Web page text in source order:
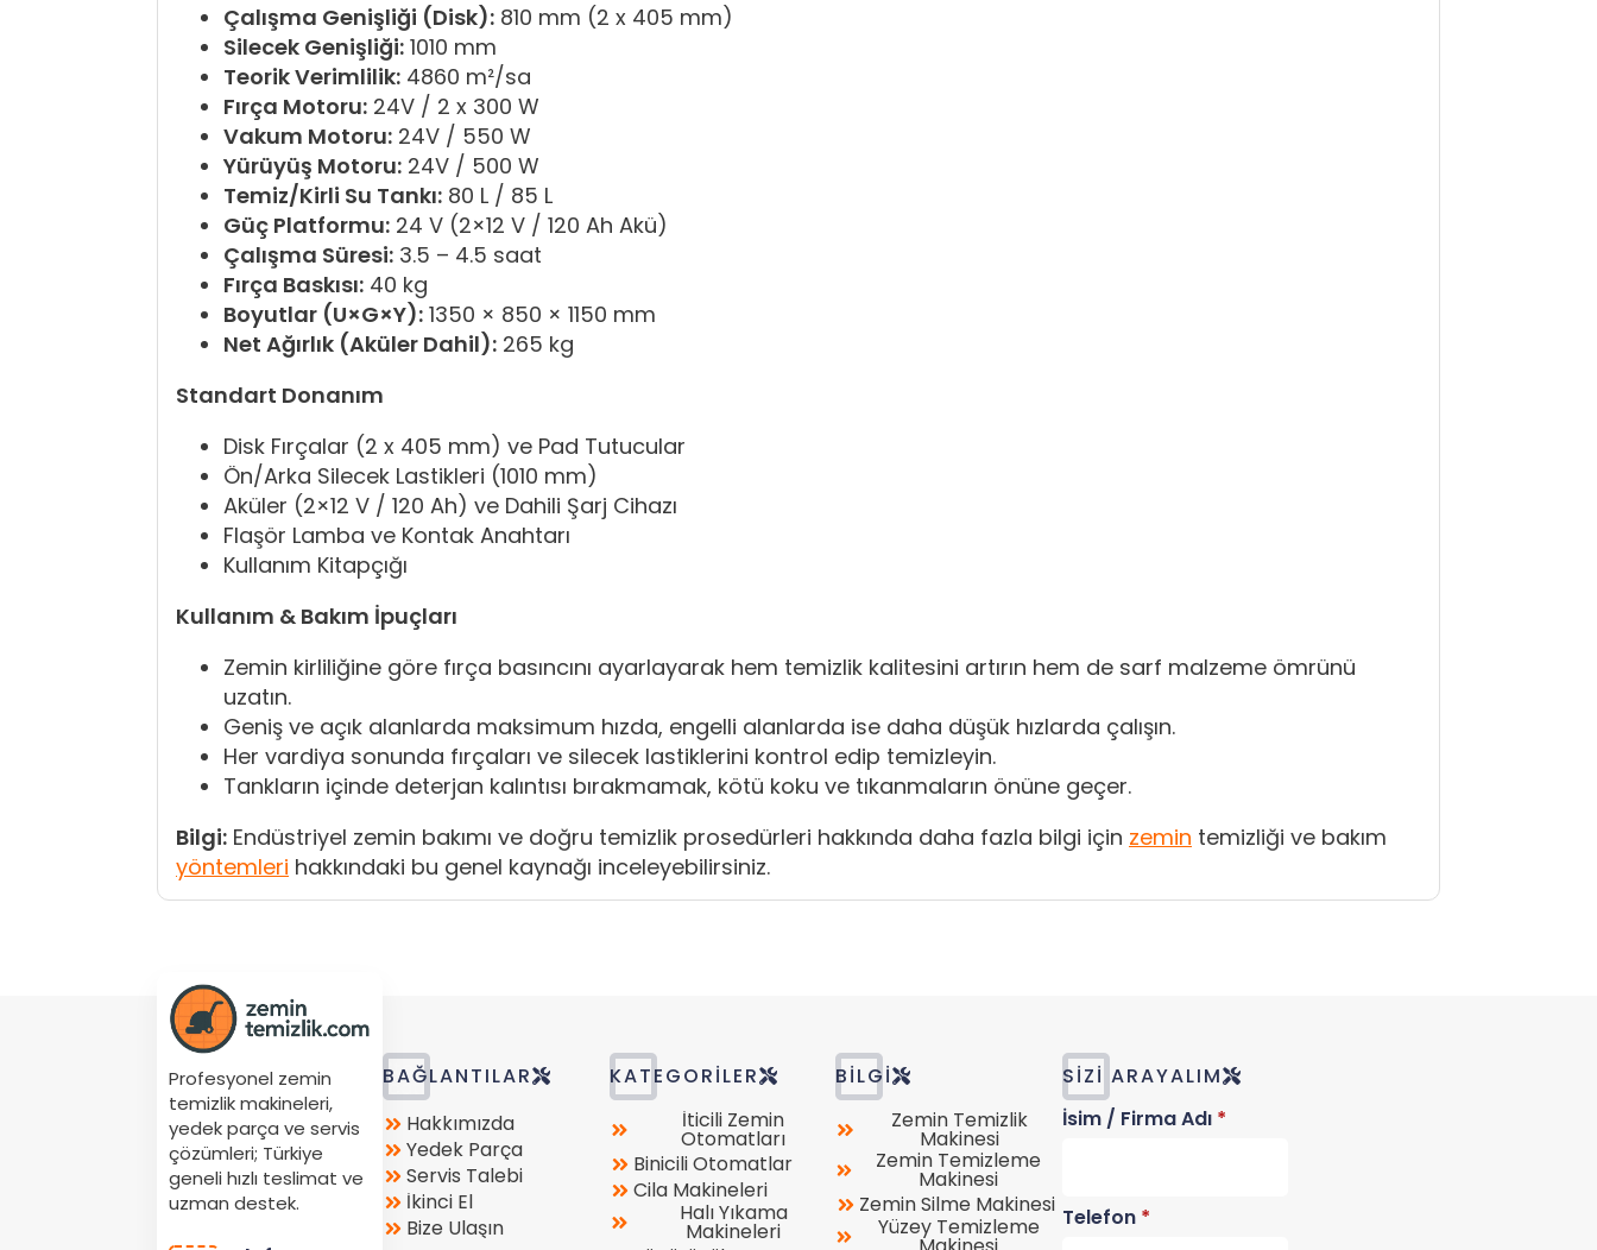
Çalışma Genişliği (Disk): 810 mm (2 x 405 mm)
Silecek Genişliği: 1010 mm
Teorik Verimlilik: 4860 m²/sa
Fırça Motoru: 24V / 2 x 300 W
Vakum Motoru: 24V / 550 W
Yürüyüş Motoru: 24V / 500 W
Temiz/Kirli Su Tankı: 80 L / 85 L
Güç Platformu: 24 V (2×12 V / 120 Ah Akü)
Çalışma Süresi: 3.5 – 4.5 saat
Fırça Baskısı: 40 kg
Boyutlar (U×G×Y): 1350 × 850 × 1150 mm
Net Ağırlık (Aküler Dahil): 265 kg
Standart Donanım
Disk Fırçalar (2 x 405 mm) ve Pad Tutucular
Ön/Arka Silecek Lastikleri (1010 mm)
Aküler (2×12 V / 120 Ah) ve Dahili Şarj Cihazı
Flaşör Lamba ve Kontak Anahtarı
Kullanım Kitapçığı
Kullanım & Bakım İpuçları
Zemin kirliliğine göre fırça basıncını ayarlayarak hem temizlik kalitesini artırın hem de sarf malzeme ömrünü
uzatın.
Geniş ve açık alanlarda maksimum hızda, engelli alanlarda ise daha düşük hızlarda çalışın.
Her vardiya sonunda fırçaları ve silecek lastiklerini kontrol edip temizleyin.
Tankların içinde deterjan kalıntısı bırakmamak, kötü koku ve tıkanmaların önüne geçer.
Bilgi: Endüstriyel zemin bakımı ve doğru temizlik prosedürleri hakkında daha fazla bilgi için zemin temizliği ve bakım
yöntemleri hakkındaki bu genel kaynağı inceleyebilirsiniz.
Profesyonel zemin
temizlik makineleri,
yedek parça ve servis
çözümleri; Türkiye
geneli hızlı teslimat ve
uzman destek.
BAĞLANTILAR
Store
Location
Hakkımızda
Yedek Parça
Servis Talebi
İkinci El
Bize Ulaşın
KATEGORILER
İticili Zemin
Otomatları
Binicili Otomatlar
Cila Makineleri
Halı Yıkama
Makineleri
BILGI
Zemin Temizlik
Makinesi
Zemin Temizleme
Makinesi
Zemin Silme Makinesi
Yüzey Temizleme
SIZI ARAYALIM
İsim / Firma Adı *
Telefon *